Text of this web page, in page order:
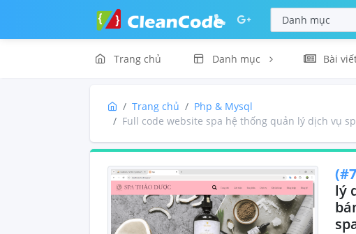
Trang chủ Danh mục Bài
Trang chủ
Php & Mysql
Full code website spa hệ thống quản lý dịch vụ
lý